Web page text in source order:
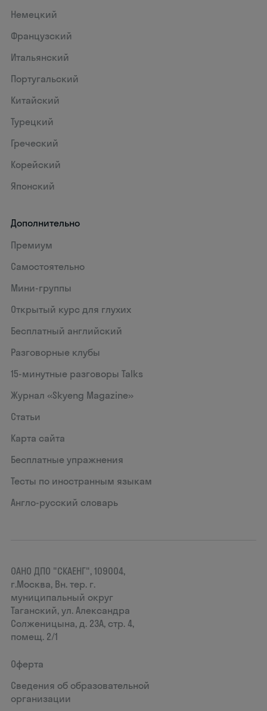
Немецкий
Французский
Итальянский
Португальский
Китайский
Турецкий
Греческий
Корейский
Японский
Дополнительно
Премиум
Самостоятельно
Мини-группы
Открытый курс для глухих
Бесплатный английский
Разговорные клубы
15‑минутные разговоры Talks
Журнал «Skyeng Magazine»
Статьи
Карта сайта
Бесплатные упражнения
Тесты по иностранным языкам
Англо-русский словарь
ОАНО ДПО "СКАЕНГ", 109004,
г.Москва, Вн. тер. г.
муниципальный округ
Таганский, ул. Александра
Солженицына, д. 23А, стр. 4,
помещ. 2/1
Оферта
Сведения об образовательной
организации